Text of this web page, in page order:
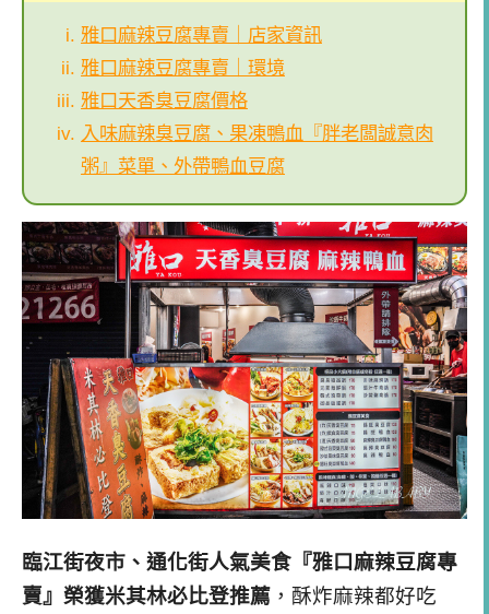
雅口麻辣豆腐專賣｜店家資訊
雅口麻辣豆腐專賣｜環境
雅口天香臭豆腐價格
入味麻辣臭豆腐、果凍鴨血『胖老闆誠意肉
粥』菜單、外帶鴨血豆腐
臨江街夜市、通化街人氣美食 『雅口麻辣豆腐專
賣』 榮獲米其林必比登推薦 ，酥炸麻辣都好吃